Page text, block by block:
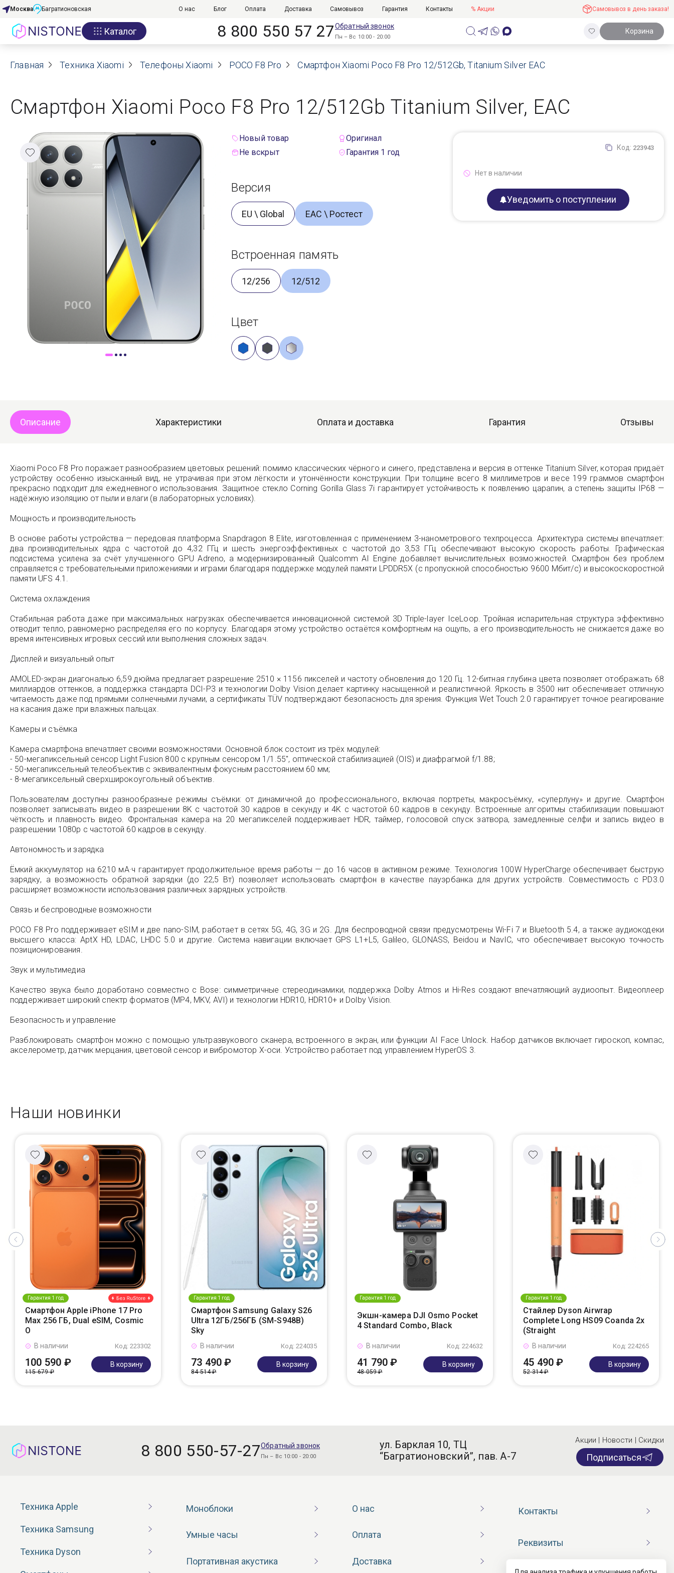
Акции
О нас
Договор оферты
Реквизиты
Контакты
Гарантия
Trade-In
Москва Багратионовская О нас Блог Оплата Доставка Самовывоз Гарантия Контакты % Акции Самовывоз в день заказа!
Каталог 8 800 550 57 27Обратный звонок
Пн – Вс 10:00 - 20:00
Корзина
Главная Техника Xiaomi Телефоны Xiaomi POCO F8 Pro Смартфон Xiaomi Poco F8 Pro 12/512Gb, Titanium Silver EAC
Смартфон Xiaomi Poco F8 Pro 12/512Gb Titanium Silver, EAC
Новый товар
Оригинал
Не вскрыт
Гарантия 1 год
Версия
EU \ Global ЕАС \ Ростест
Встроенная память
12/256 12/512
Цвет
Код: 223943
Нет в наличии
Уведомить о поступлении
Описание Характеристики Оплата и доставка Гарантия Отзывы
Xiaomi Poco F8 Pro поражает разнообразием цветовых решений: помимо классических чёрного и синего, представлена и версия в оттенке Titanium Silver, которая придаёт
устройству особенно изысканный вид, не утрачивая при этом лёгкости и утончённости конструкции. При толщине всего 8 миллиметров и весе 199 граммов смартфон
прекрасно подходит для ежедневного использования. Защитное стекло Corning Gorilla Glass 7i гарантирует устойчивость к появлению царапин, а степень защиты IP68 —
надёжную изоляцию от пыли и влаги (в лабораторных условиях).
Мощность и производительность
В основе работы устройства — передовая платформа Snapdragon 8 Elite, изготовленная с применением 3-нанометрового техпроцесса. Архитектура системы впечатляет:
два производительных ядра с частотой до 4,32 ГГц и шесть энергоэффективных с частотой до 3,53 ГГц обеспечивают высокую скорость работы. Графическая
подсистема усилена за счёт улучшенного GPU Adreno, а модернизированный Qualcomm AI Engine добавляет вычислительных возможностей. Смартфон без проблем
справляется с требовательными приложениями и играми благодаря поддержке модулей памяти LPDDR5X (с пропускной способностью 9600 Мбит/с) и высокоскоростной
памяти UFS 4.1.
Система охлаждения
Стабильная работа даже при максимальных нагрузках обеспечивается инновационной системой 3D Triple-layer IceLoop. Тройная испарительная структура эффективно
отводит тепло, равномерно распределяя его по корпусу. Благодаря этому устройство остаётся комфортным на ощупь, а его производительность не снижается даже во
время интенсивных игровых сессий или выполнения сложных задач.
Дисплей и визуальный опыт
AMOLED-экран диагональю 6,59 дюйма предлагает разрешение 2510 × 1156 пикселей и частоту обновления до 120 Гц. 12-битная глубина цвета позволяет отображать 68
миллиардов оттенков, а поддержка стандарта DCI-P3 и технологии Dolby Vision делает картинку насыщенной и реалистичной. Яркость в 3500 нит обеспечивает отличную
читаемость даже под прямыми солнечными лучами, а сертификаты TÜV подтверждают безопасность для зрения. Функция Wet Touch 2.0 гарантирует точное реагирование
на касания даже при влажных пальцах.
Камеры и съёмка
Камера смартфона впечатляет своими возможностями. Основной блок состоит из трёх модулей:
- 50-мегапиксельный сенсор Light Fusion 800 с крупным сенсором 1/1.55", оптической стабилизацией (OIS) и диафрагмой f/1.88;
- 50-мегапиксельный телеобъектив с эквивалентным фокусным расстоянием 60 мм;
- 8-мегапиксельный сверхширокоугольный объектив.
Пользователям доступны разнообразные режимы съёмки: от динамичной до профессионального, включая портреты, макросъёмку, «суперлуну» и другие. Смартфон
позволяет записывать видео в разрешении 8K с частотой 30 кадров в секунду и 4K с частотой 60 кадров в секунду. Встроенные алгоритмы стабилизации повышают
чёткость и плавность видео. Фронтальная камера на 20 мегапикселей поддерживает HDR, таймер, голосовой спуск затвора, замедленные селфи и запись видео в
разрешении 1080p с частотой 60 кадров в секунду.
Автономность и зарядка
Ёмкий аккумулятор на 6210 мА·ч гарантирует продолжительное время работы — до 16 часов в активном режиме. Технология 100W HyperCharge обеспечивает быструю
зарядку, а возможность обратной зарядки (до 22,5 Вт) позволяет использовать смартфон в качестве пауэрбанка для других устройств. Совместимость с PD3.0
расширяет возможности использования различных зарядных устройств.
Связь и беспроводные возможности
POCO F8 Pro поддерживает eSIM и две nano-SIM, работает в сетях 5G, 4G, 3G и 2G. Для беспроводной связи предусмотрены Wi-Fi 7 и Bluetooth 5.4, а также аудиокодеки
высшего класса: AptX HD, LDAC, LHDC 5.0 и другие. Система навигации включает GPS L1+L5, Galileo, GLONASS, Beidou и NavIC, что обеспечивает высокую точность
позиционирования.
Звук и мультимедиа
Качество звука было доработано совместно с Bose: симметричные стереодинамики, поддержка Dolby Atmos и Hi-Res создают впечатляющий аудиоопыт. Видеоплеер
поддерживает широкий спектр форматов (MP4, MKV, AVI) и технологии HDR10, HDR10+ и Dolby Vision.
Безопасность и управление
Разблокировать смартфон можно с помощью ультразвукового сканера, встроенного в экран, или функции AI Face Unlock. Набор датчиков включает гироскоп, компас,
акселерометр, датчик мерцания, цветовой сенсор и вибромотор X-оси. Устройство работает под управлением HyperOS 3.
Наши новинки
Гарантия 1 год
Смартфон Apple iPhone 17 Pro
Max 256 ГБ, Dual eSIM, Cosmic
O
Код: 223302
В наличии
100 590 ₽
115 679 ₽
В корзину
Гарантия 1 год
Смартфон Samsung Galaxy S26
Ultra 12ГБ/256ГБ (SM-S948B)
Sky
Код: 224035
В наличии
73 490 ₽
84 514 ₽
В корзину
Гарантия 1 год
Экшн-камера DJI Osmo Pocket
4 Standard Combo, Black
Код: 224632
В наличии
41 790 ₽
48 059 ₽
В корзину
Гарантия 1 год
Стайлер Dyson Airwrap
Complete Long HS09 Coanda 2x
(Straight
Код: 224265
В наличии
45 490 ₽
52 314 ₽
В корзину
8 800 550-57-27Обратный звонок
Пн – Вс 10:00 - 20:00
ул. Барклая 10, ТЦ
“Багратионовский”, пав. А-7
Акции | Новости | Скидки
Подписаться
Техника Apple
Техника Samsung
Техника Dyson
Моноблоки
Умные часы
Портативная акустика
О нас
Оплата
Доставка
Контакты
Реквизиты